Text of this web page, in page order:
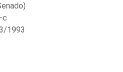
c
1993